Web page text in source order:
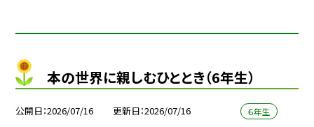
本の世界に親しむひととき（6年生）
公開日 2026/07/16 更新日 2026/07/16 ６年生